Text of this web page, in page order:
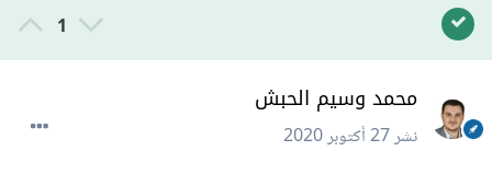
1
محمد وسيم الحبش
نشر27 أكتوبر 2020